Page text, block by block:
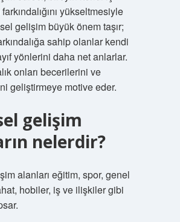
yükseltmesiyle
gelişim büyük önem taşır;
sahip olanlar kendi
yönlerini daha net anlarlar.
onları becerilerini ve
geliştirmeye motive eder.
gelişim
nelerdir?
alanları eğitim, spor, genel
hobiler, iş ve ilişkiler gibi